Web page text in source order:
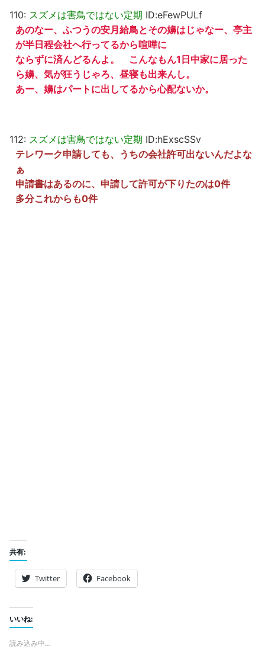
110: スズメは害鳥ではない定期 ID:eFewPULf
あのなー、ふつうの安月給鳥とその嬶はじゃなー、亭主
が半日程会社へ行ってるから喧嘩に
ならずに済んどるんよ。 こんなもん1日中家に居った
ら嬶、気が狂うじゃろ、昼寝も出来んし。
あー、嬶はパートに出してるから心配ないか。
112: スズメは害鳥ではない定期 ID:hExscSSv
テレワーク申請しても、うちの会社許可出ないんだよな
ぁ
申請書はあるのに、申請して許可が下りたのは0件
多分これからも0件
共有:
Twitter Facebook
いいね:
読み込み中…